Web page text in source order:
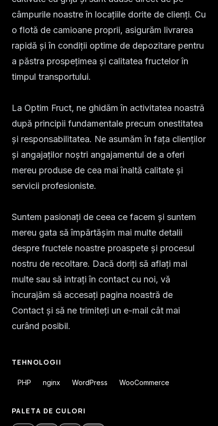
câmpurile noastre în locațiile dorite de clienți. Cu
o flotă de camioane proprii, asigurăm livrarea
rapidă și în condiții optime de depozitare pentru
a păstra prospețimea și calitatea fructelor în
timpul transportului.
La Optim Fruct, ne ghidăm în activitatea noastră
după principii fundamentale precum onestitatea
și responsabilitatea. Ne asumăm în fața clienților
și angajaților noștri angajamentul de a oferi
mereu produse de cea mai înaltă calitate și
servicii profesioniste.
Suntem pasionați de ceea ce facem și suntem
mereu gata să împărtășim mai multe detalii
despre fructele noastre proaspete și procesul
nostru de recoltare. Dacă doriți să aflați mai
multe sau să intrați în contact cu noi, vă
încurajăm să accesați pagina noastră de
Contact și să ne trimiteți un e-mail cât mai
curând posibil.
TEHNOLOGII
PHP nginx WordPress WooCommerce
PALETA DE CULORI